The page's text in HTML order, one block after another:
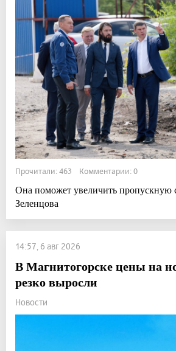
Прочитали: 463 Комментарии: 0
Она поможет увеличить пропускную
Зеленцова
14:57, 6 авг 2026
В Магнитогорске цены на
резко выросли
Новости